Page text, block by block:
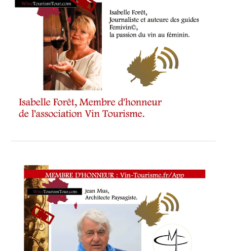
TOUR,
WINETASTINGVOUCHER.COM